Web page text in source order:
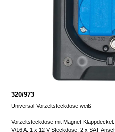
320/973
Universal-Vorzeltsteckdose weiß
Vorzeltsteckdose mit Magnet-
V/16 A, 1 x 12 V-Steckdose, 2 x SAT-